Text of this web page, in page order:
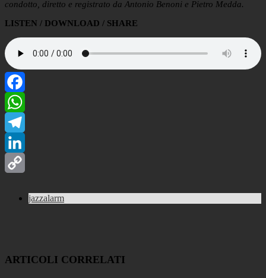
condotto, diretto e registrato da Antonio Benoni e Pietro Medda.
LISTEN / DOWNLOAD / SHARE
Facebook
WhatsApp
Telegram
LinkedIn
Link jazzalarm
ARTICOLI CORRELATI